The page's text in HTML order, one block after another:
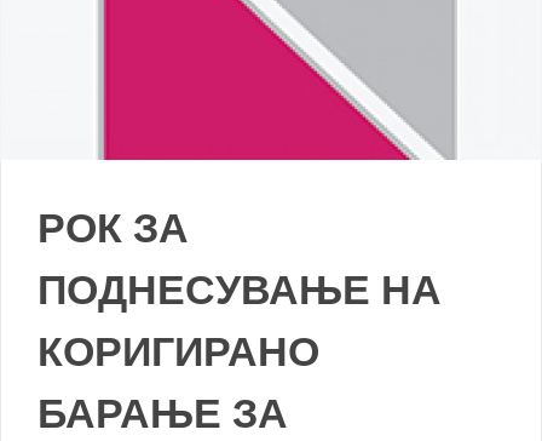
РОК ЗА
ПОДНЕСУВАЊЕ НА
КОРИГИРАНО
БАРАЊЕ ЗА